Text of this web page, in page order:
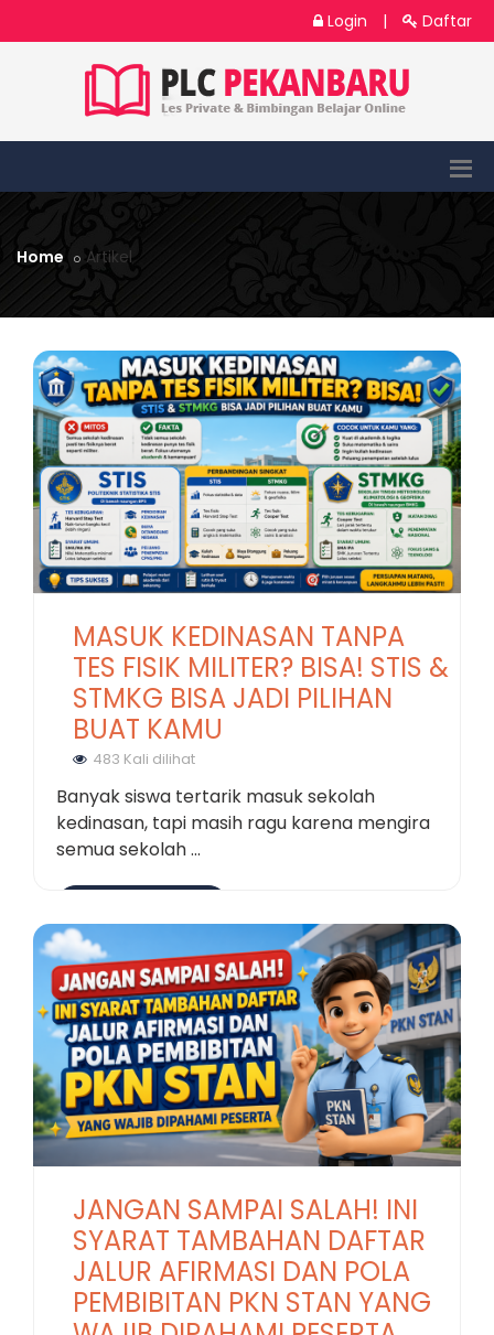
Login | Daftar
Home Artikel
MASUK KEDINASAN TANPA
TES FISIK MILITER? BISA! STIS &
STMKG BISA JADI PILIHAN
BUAT KAMU
483 Kali dilihat
Banyak siswa tertarik masuk sekolah
kedinasan, tapi masih ragu karena mengira
semua sekolah ...
JANGAN SAMPAI SALAH! INI
SYARAT TAMBAHAN DAFTAR
JALUR AFIRMASI DAN POLA
PEMBIBITAN PKN STAN YANG